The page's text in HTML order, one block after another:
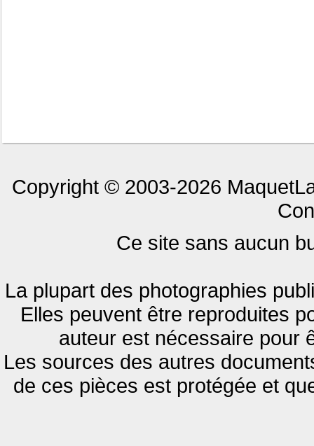
Copyright © 2003-2026
Ce site sans aucun
La plupart des photographies
Elles peuvent être reproduites
auteur est nécessaire pour
Les sources des autres
de ces pièces est protégée et